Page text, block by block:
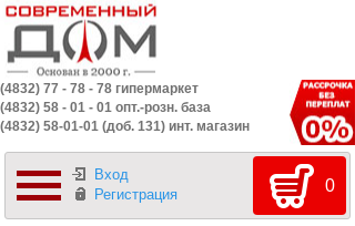
(4832) 77 - 78 - 78 гипермаркет
(4832) 58 - 01 - 01 опт.-розн. база
(4832) 58-01-01 (доб. 131) инт. магазин
Вход
Регистрация
0